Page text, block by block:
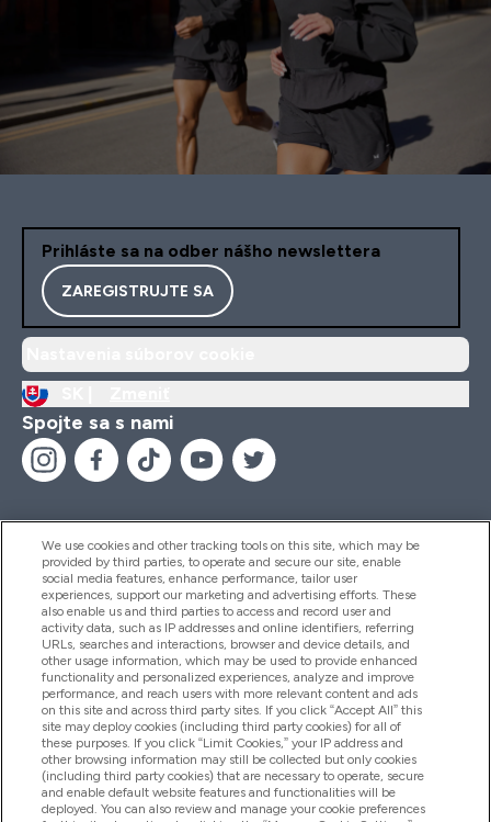
Prihláste sa na odber nášho newslettera
ZAREGISTRUJTE SA
Spojte sa s nami
Pomoc & Informácie
Produkty
Informácie O Spoločnosti
Vernosť & Odmeny
We use cookies and other tracking tools on this site, which may be
provided by third parties, to operate and secure our site, enable
social media features, enhance performance, tailor user
experiences, support our marketing and advertising efforts. These
also enable us and third parties to access and record user and
activity data, such as IP addresses and online identifiers, referring
URLs, searches and interactions, browser and device details, and
other usage information, which may be used to provide enhanced
functionality and personalized experiences, analyze and improve
performance, and reach users with more relevant content and ads
on this site and across third party sites. If you click “Accept All” this
site may deploy cookies (including third party cookies) for all of
these purposes. If you click “Limit Cookies,” your IP address and
other browsing information may still be collected but only cookies
(including third party cookies) that are necessary to operate, secure
and enable default website features and functionalities will be
deployed. You can also review and manage your cookie preferences